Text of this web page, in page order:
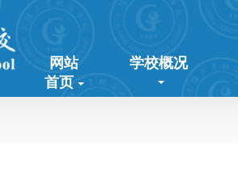
网站
首页
学校概况